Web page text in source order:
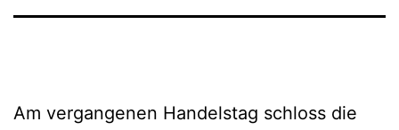
Am vergangenen Handelstag schloss die